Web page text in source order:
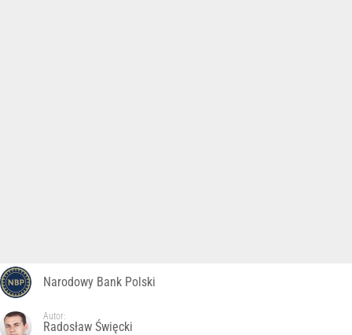
Narodowy Bank Polski
Autor:
Radosław Święcki